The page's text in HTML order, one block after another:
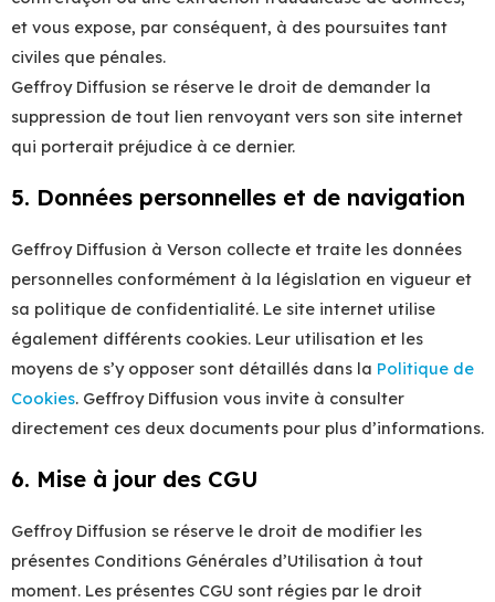
et vous expose, par conséquent, à des poursuites tant
civiles que pénales.
Geffroy Diffusion se réserve le droit de demander la
suppression de tout lien renvoyant vers son site internet
qui porterait préjudice à ce dernier.
5. Données personnelles et de navigation
Geffroy Diffusion à Verson collecte et traite les données
personnelles conformément à la législation en vigueur et
sa politique de confidentialité. Le site internet utilise
également différents cookies. Leur utilisation et les
moyens de s’y opposer sont détaillés dans la Politique de
Cookies. Geffroy Diffusion vous invite à consulter
directement ces deux documents pour plus d’informations.
6. Mise à jour des CGU
Geffroy Diffusion se réserve le droit de modifier les
présentes Conditions Générales d’Utilisation à tout
moment. Les présentes CGU sont régies par le droit